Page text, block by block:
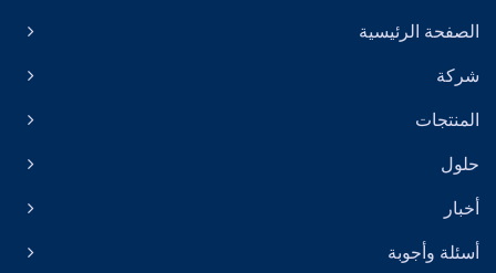
الصفحة الرئيسية
شركة
المنتجات
حلول
أخبار
أسئلة وأجوبة